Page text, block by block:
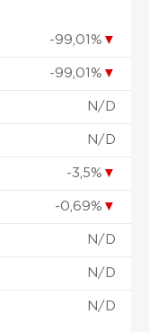
-99,01% ▼
-99,01% ▼
N/D
N/D
-3,5% ▼
-0,69% ▼
N/D
N/D
N/D